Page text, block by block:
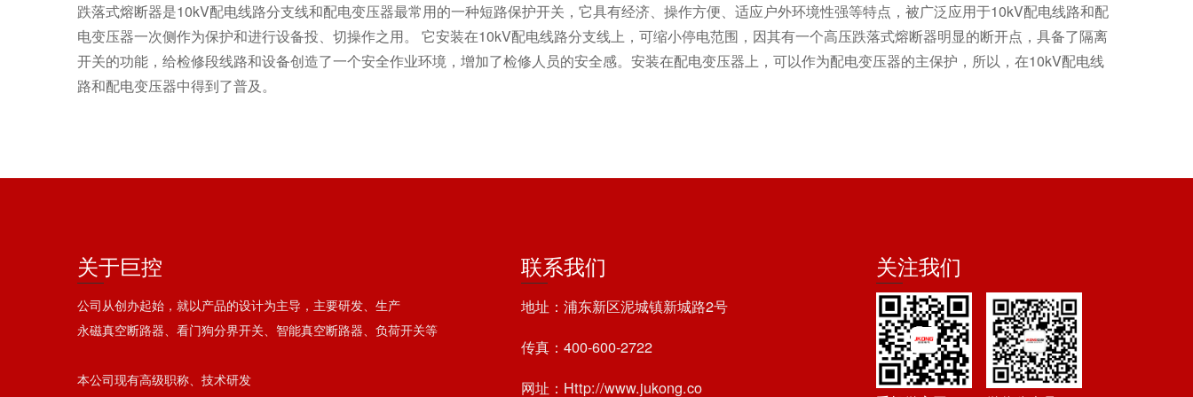
跌落式熔断器是10kV配电线路分支线和配电变压器最常用的一种短路保护开关，它具有经济、操作方便、适应户外环境性强等特点，被广泛应用于10kV配电线路和配
电变压器一次侧作为保护和进行设备投、切操作之用。 它安装在10kV配电线路分支线上，可缩小停电范围，因其有一个高压跌落式熔断器明显的断开点，具备了隔离
开关的功能，给检修段线路和设备创造了一个安全作业环境，增加了检修人员的安全感。安装在配电变压器上，可以作为配电变压器的主保护，所以，在10kV配电线
路和配电变压器中得到了普及。
关于巨控
公司从创办起始，就以产品的设计为主导，主要研发、生产
永磁真空断路器、看门狗分界开关、智能真空断路器、负荷开关等
本公司现有高级职称、技术研发
联系我们
地址：浦东新区泥城镇新城路2号
传真：400-600-2722
网址：Http://www.jukong.co
关注我们